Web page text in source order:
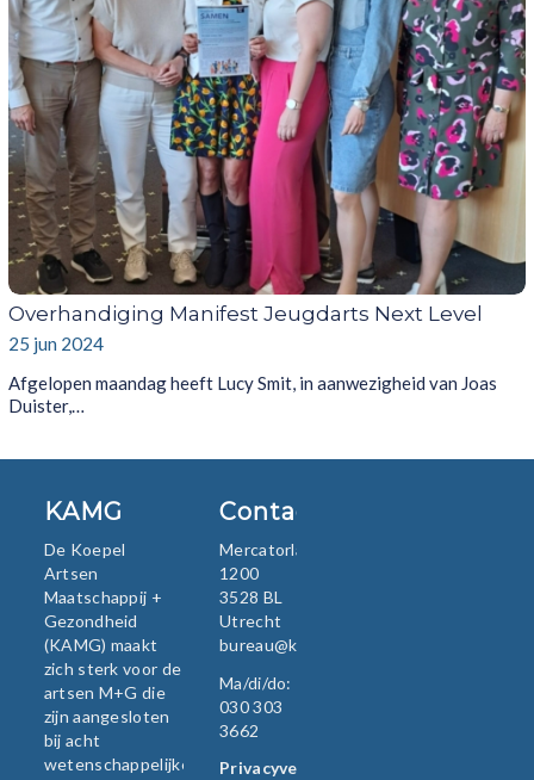
Overhandiging Manifest Jeugdarts Next Level
25 jun 2024
Afgelopen maandag heeft Lucy Smit, in aanwezigheid van Joas
Duister,…
KAMG
De Koepel
Artsen
Maatschappij +
Gezondheid
(KAMG) maakt
zich sterk voor de
artsen M+G die
zijn aangesloten
bij acht
wetenschappelijke
Contact
Mercatorlaan
1200
3528 BL
Utrecht
bureau@kamg.nl
Ma/di/do:
030 303
3662
Privacyverklaring